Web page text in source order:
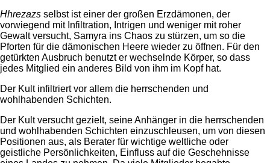
Hhrezazs selbst ist einer der großen Erzdämonen, der
vorwiegend mit Infiltration, Intrigen und weniger mit roher
Gewalt versucht, Samyra ins Chaos zu stürzen, um so die
Pforten für die dämonischen Heere wieder zu öffnen. Für den
getürkten Ausbruch benutzt er wechselnde Körper, so dass
jedes Mitglied ein anderes Bild von ihm im Kopf hat.
Der Kult infiltriert vor allem die herrschenden und
wohlhabenden Schichten.
Der Kult versucht gezielt, seine Anhänger in die herrschenden
und wohlhabenden Schichten einzuschleusen, um von diesen
Positionen aus, als Berater für wichtige weltliche oder
geistliche Persönlichkeiten, Einfluss auf die Geschehnisse